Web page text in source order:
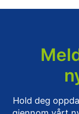
Hold deg